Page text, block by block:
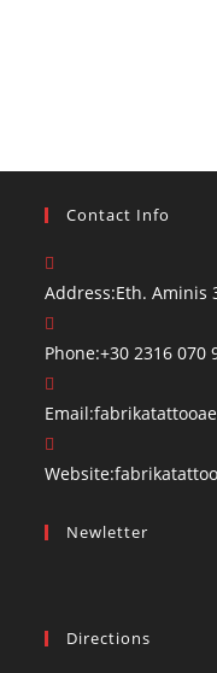
Contact Info
Address:Eth. Aminis
Phone:+30 2316 070
Email:
Website:
Newletter
Directions